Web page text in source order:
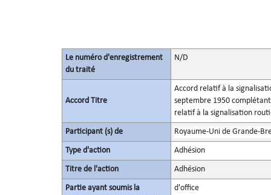
Le numéro d'enregistrement
du traité
N/D
Accord Titre
Accord relatif à la
septembre 1950
relatif à la signalisation
Participant (s) de Royaume-Uni de Grande-
Type d'action Adhésion
Titre de l'action Adhésion
Partie ayant soumis la
d'office